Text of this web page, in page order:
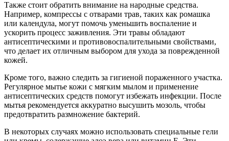
Также стоит обратить внимание на народные средства.
Например, компрессы с отварами трав, таких как ромашка
или календула, могут помочь уменьшить воспаление и
ускорить процесс заживления. Эти травы обладают
антисептическими и противовоспалительными свойствами,
что делает их отличным выбором для ухода за поврежденной
кожей.
Кроме того, важно следить за гигиеной пораженного участка.
Регулярное мытье кожи с мягким мылом и применение
антисептических средств помогут избежать инфекции. После
мытья рекомендуется аккуратно высушить мозоль, чтобы
предотвратить размножение бактерий.
В некоторых случаях можно использовать специальные гели